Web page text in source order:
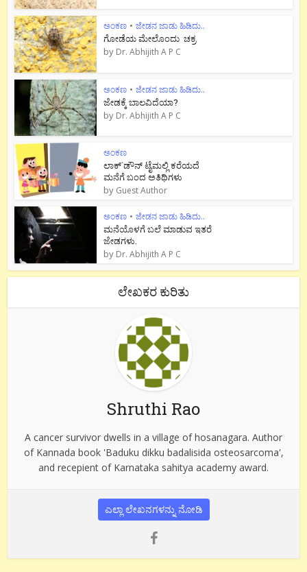
ಅಂಕಣ • ಜೇಡನ ಜಾಡು ಹಿಡಿದು..
ಗೋಡೆಯ ಮೇಲೊಂದು ಚಕ್ರ
by Dr. Abhijith A P C
ಅಂಕಣ • ಜೇಡನ ಜಾಡು ಹಿಡಿದು..
ಜೇಡಕ್ಕೆ ಬಾಲವಿದೆಯಾ?
by Dr. Abhijith A P C
ಅಂಕಣ
ಲಾಕ್`ಡೌನ್ ಟೈಮಲ್ಲಿ ಕರೆಯದೆ
ಮನೆಗೆ ಬಂದ ಅತಿಥಿಗಳು
by Guest Author
ಅಂಕಣ • ಜೇಡನ ಜಾಡು ಹಿಡಿದು..
ಮನೆಯೊಳಗೆ ಬಲೆ ಮಾಡುವ ಇತರೆ
ಜೇಡಗಳು.
by Dr. Abhijith A P C
ಲೇಖಕರ ಕುರಿತು
Shruthi Rao
A cancer survivor dwells in a village of hosanagara. Author
of Kannada book 'Baduku dikku badalisida osteosarcoma',
and recepient of Karnataka sahitya academy award.
ಎಲ್ಲಾ ಲೇಖನಗಳನ್ನು ನೋಡಿ